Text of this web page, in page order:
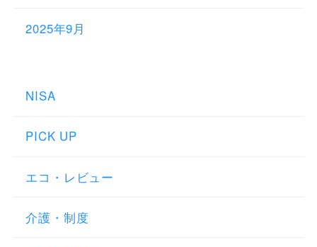
2025年9月
NISA
PICK UP
エコ・レビュー
介護・制度